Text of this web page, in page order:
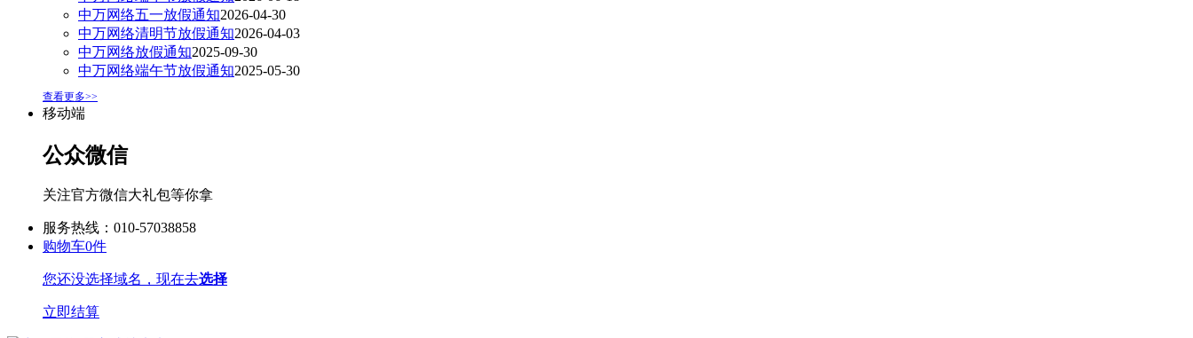
中万网络五一放假通知2026-04-30
中万网络清明节放假通知2026-04-03
中万网络放假通知2025-09-30
中万网络端午节放假通知2025-05-30
查看更多>>
移动端
公众微信
关注官方微信大礼包等你拿
服务热线：010-57038858
购物车0件
您还没选择域名，现在去选择
立即结算